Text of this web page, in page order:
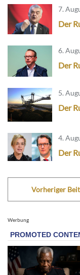
7.
Der
6.
Der
5.
Der
4.
Der
Vorheriger
Werbung